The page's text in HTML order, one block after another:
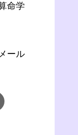
命学
ール